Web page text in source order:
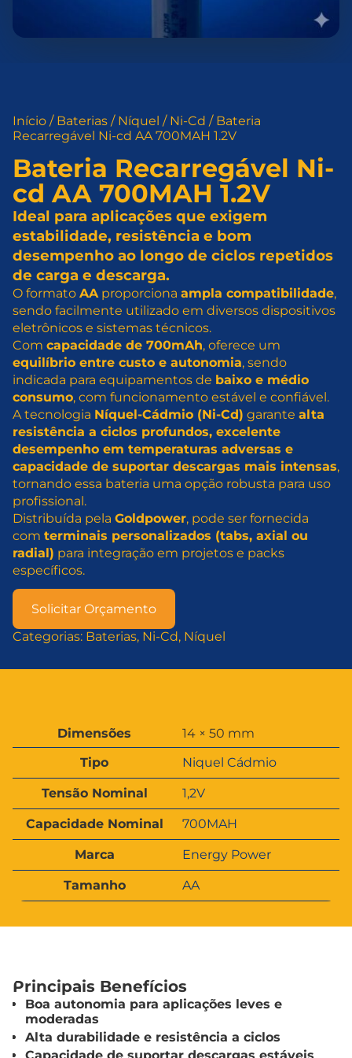
Início / Baterias / Níquel / Ni-Cd / Bateria
Recarregável Ni-cd AA 700MAH 1.2V
Bateria Recarregável Ni-
cd AA 700MAH 1.2V
Ideal para aplicações que exigem
estabilidade, resistência e bom
desempenho ao longo de ciclos repetidos
de carga e descarga.
O formato AAproporciona ampla compatibilidade,
sendo facilmente utilizado em diversos dispositivos
eletrônicos e sistemas técnicos.
Com capacidade de 700mAh, oferece um
equilíbrio entre custo e autonomia, sendo
indicada para equipamentos de baixo e médio
consumo, com funcionamento estável e confiável.
A tecnologia Níquel-Cádmio (Ni-Cd) garante alta
resistência a ciclos profundos, excelente
desempenho em temperaturas adversas e
capacidade de suportar descargas mais intensas,
tornando essa bateria uma opção robusta para uso
profissional.
Distribuída pela Goldpower, pode ser fornecida
com terminais personalizados (tabs, axial ou
radial) para integração em projetos e packs
específicos.
Solicitar Orçamento
Categorias: Baterias, Ni-Cd, Níquel
t
b
t
o
s
l
o
r
Dimensões
14 × 50 mm
Tipo
Niquel Cádmio
Tensão Nominal 1,2V
Capacidade Nominal 700MAH
Marca Energy Power
Tamanho AA
Principais Benefícios
Boa autonomia para aplicações leves e
moderadas
Alta durabilidade e resistência a ciclos